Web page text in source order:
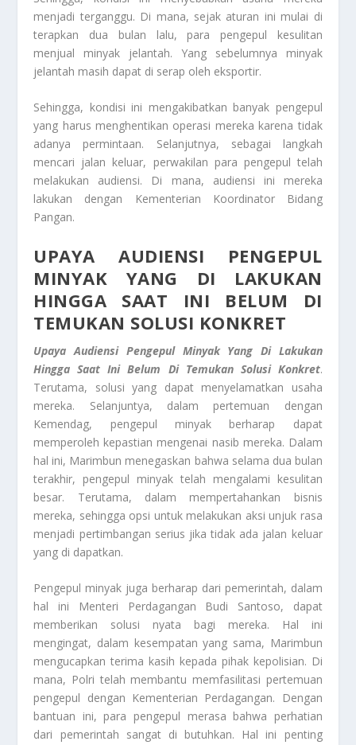
menjadi terganggu. Di mana, sejak aturan ini mulai di
terapkan dua bulan lalu, para pengepul kesulitan
menjual minyak jelantah. Yang sebelumnya minyak
jelantah masih dapat di serap oleh eksportir.
Sehingga, kondisi ini mengakibatkan banyak pengepul
yang harus menghentikan operasi mereka karena tidak
adanya permintaan. Selanjutnya, sebagai langkah
mencari jalan keluar, perwakilan para pengepul telah
melakukan audiensi. Di mana, audiensi ini mereka
lakukan dengan Kementerian Koordinator Bidang
Pangan.
UPAYA AUDIENSI PENGEPUL
MINYAK YANG DI LAKUKAN
HINGGA SAAT INI BELUM DI
TEMUKAN SOLUSI KONKRET
Upaya Audiensi Pengepul Minyak Yang Di Lakukan
Hingga Saat Ini Belum Di Temukan Solusi Konkret.
Terutama, solusi yang dapat menyelamatkan usaha
mereka. Selanjuntya, dalam pertemuan dengan
Kemendag, pengepul minyak berharap dapat
memperoleh kepastian mengenai nasib mereka. Dalam
hal ini, Marimbun menegaskan bahwa selama dua bulan
terakhir, pengepul minyak telah mengalami kesulitan
besar. Terutama, dalam mempertahankan bisnis
mereka, sehingga opsi untuk melakukan aksi unjuk rasa
menjadi pertimbangan serius jika tidak ada jalan keluar
yang di dapatkan.
Pengepul minyak juga berharap dari pemerintah, dalam
hal ini Menteri Perdagangan Budi Santoso, dapat
memberikan solusi nyata bagi mereka. Hal ini
mengingat, dalam kesempatan yang sama, Marimbun
mengucapkan terima kasih kepada pihak kepolisian. Di
mana, Polri telah membantu memfasilitasi pertemuan
pengepul dengan Kementerian Perdagangan. Dengan
bantuan ini, para pengepul merasa bahwa perhatian
dari pemerintah sangat di butuhkan. Hal ini penting